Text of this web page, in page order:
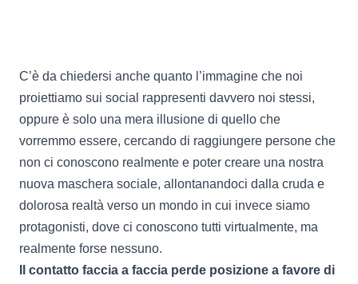
C’è da chiedersi anche quanto l’immagine che noi
proiettiamo sui social rappresenti davvero noi stessi,
oppure è solo una mera illusione di quello che
vorremmo essere, cercando di raggiungere persone che
non ci conoscono realmente e poter creare una nostra
nuova maschera sociale, allontanandoci dalla cruda e
dolorosa realtà verso un mondo in cui invece siamo
protagonisti, dove ci conoscono tutti virtualmente, ma
realmente forse nessuno.
Il contatto faccia a faccia perde posizione a favore di